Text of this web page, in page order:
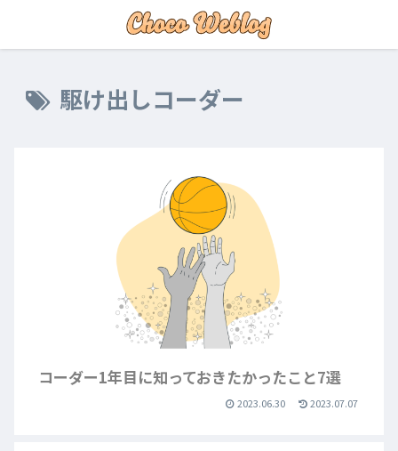
駆け出しコーダー
コーダー1年目に知っておきたかったこと7選
2023.06.30 2023.07.07